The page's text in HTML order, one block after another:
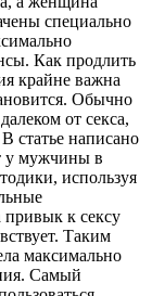
специально
Как продлить
крайне важна
Обычно
от секса,
статье написано
у мужчины в
используя
привык к сексу
Таким
максимально
Самый